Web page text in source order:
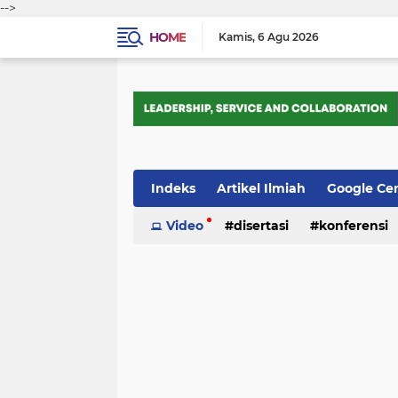
-->
HOME
Kamis 6 Agu 2026
Indeks Artikel Ilmiah Google
Tips Trik Webometrics
Video disertasi konferensi